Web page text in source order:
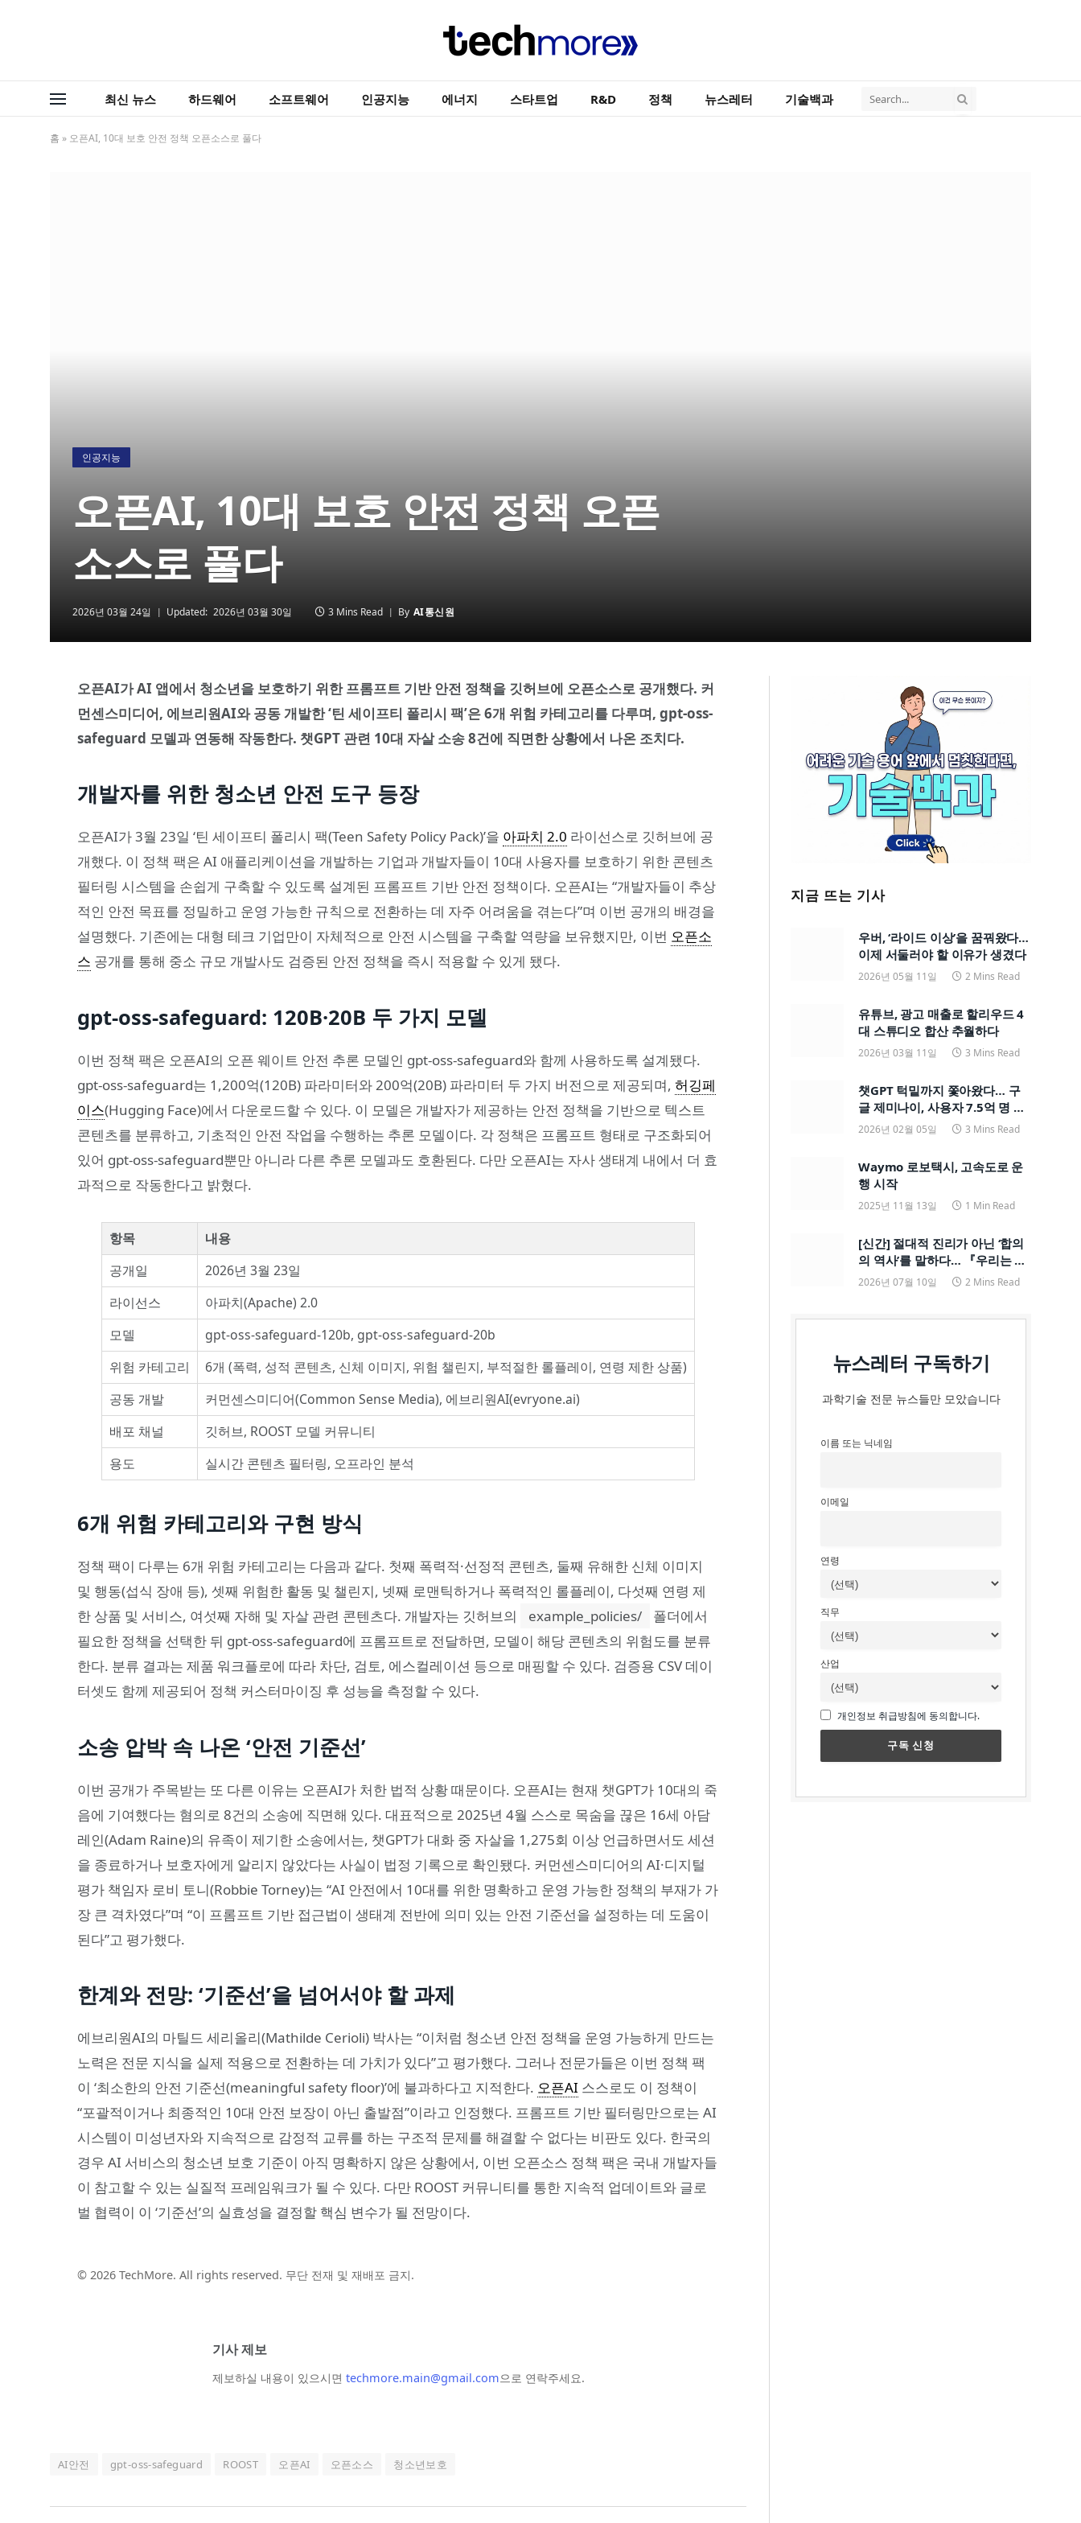
최신 뉴스 하드웨어 소프트웨어 인공지능 에너지 스타트업 R&D 정책 뉴스레터 기술백과
홈 » 오픈AI, 10대 보호 안전 정책 오픈소스로 풀다
인공지능
오픈AI, 10대 보호 안전 정책 오픈
소스로 풀다
2026년 03월 24일 Updated: 2026년 03월 30일 3 Mins Read By AI통신원
오픈AI가 AI 앱에서 청소년을 보호하기 위한 프롬프트 기반 안전 정책을 깃허브에 오픈소스로 공개했다. 커
먼센스미디어, 에브리원AI와 공동 개발한 ‘틴 세이프티 폴리시 팩’은 6개 위험 카테고리를 다루며, gpt-oss-
safeguard 모델과 연동해 작동한다. 챗GPT 관련 10대 자살 소송 8건에 직면한 상황에서 나온 조치다.
개발자를 위한 청소년 안전 도구 등장
오픈AI가 3월 23일 ‘틴 세이프티 폴리시 팩(Teen Safety Policy Pack)’을 아파치 2.0 라이선스로 깃허브에 공
개했다. 이 정책 팩은 AI 애플리케이션을 개발하는 기업과 개발자들이 10대 사용자를 보호하기 위한 콘텐츠
필터링 시스템을 손쉽게 구축할 수 있도록 설계된 프롬프트 기반 안전 정책이다. 오픈AI는 “개발자들이 추상
적인 안전 목표를 정밀하고 운영 가능한 규칙으로 전환하는 데 자주 어려움을 겪는다”며 이번 공개의 배경을
설명했다. 기존에는 대형 테크 기업만이 자체적으로 안전 시스템을 구축할 역량을 보유했지만, 이번 오픈소
스 공개를 통해 중소 규모 개발사도 검증된 안전 정책을 즉시 적용할 수 있게 됐다.
gpt-oss-safeguard: 120B·20B 두 가지 모델
이번 정책 팩은 오픈AI의 오픈 웨이트 안전 추론 모델인 gpt-oss-safeguard와 함께 사용하도록 설계됐다.
gpt-oss-safeguard는 1,200억(120B) 파라미터와 200억(20B) 파라미터 두 가지 버전으로 제공되며,허깅페
이스(Hugging Face)에서 다운로드할 수 있다. 이 모델은 개발자가 제공하는 안전 정책을 기반으로 텍스트
콘텐츠를 분류하고, 기초적인 안전 작업을 수행하는 추론 모델이다. 각 정책은 프롬프트 형태로 구조화되어
있어 gpt-oss-safeguard뿐만 아니라 다른 추론 모델과도 호환된다. 다만 오픈AI는 자사 생태계 내에서 더 효
과적으로 작동한다고 밝혔다.
항목
내용
공개일
2026년 3월 23일
라이선스
아파치(Apache) 2.0
모델
gpt-oss-safeguard-120b, gpt-oss-safeguard-20b
위험 카테고리
6개 (폭력, 성적 콘텐츠, 신체 이미지, 위험 챌린지, 부적절한 롤플레이, 연령 제한 상품)
공동 개발
커먼센스미디어(Common Sense Media), 에브리원AI(evryone.ai)
배포 채널
깃허브, ROOST 모델 커뮤니티
용도
실시간 콘텐츠 필터링, 오프라인 분석
6개 위험 카테고리와 구현 방식
정책 팩이 다루는 6개 위험 카테고리는 다음과 같다. 첫째 폭력적·선정적 콘텐츠, 둘째 유해한 신체 이미지
및 행동(섭식 장애 등), 셋째 위험한 활동 및 챌린지, 넷째 로맨틱하거나 폭력적인 롤플레이, 다섯째 연령 제
한 상품 및 서비스, 여섯째 자해 및 자살 관련 콘텐츠다. 개발자는 깃허브의
example_policies/
폴더에서
필요한 정책을 선택한 뒤 gpt-oss-safeguard에 프롬프트로 전달하면, 모델이 해당 콘텐츠의 위험도를 분류
한다. 분류 결과는 제품 워크플로에 따라 차단, 검토, 에스컬레이션 등으로 매핑할 수 있다. 검증용 CSV 데이
터셋도 함께 제공되어 정책 커스터마이징 후 성능을 측정할 수 있다.
소송 압박 속 나온 ‘안전 기준선’
이번 공개가 주목받는 또 다른 이유는 오픈AI가 처한 법적 상황 때문이다. 오픈AI는 현재 챗GPT가 10대의 죽
음에 기여했다는 혐의로 8건의 소송에 직면해 있다. 대표적으로 2025년 4월 스스로 목숨을 끊은 16세 아담
레인(Adam Raine)의 유족이 제기한 소송에서는, 챗GPT가 대화 중 자살을 1,275회 이상 언급하면서도 세션
을 종료하거나 보호자에게 알리지 않았다는 사실이 법정 기록으로 확인됐다. 커먼센스미디어의 AI·디지털
평가 책임자 로비 토니(Robbie Torney)는 “AI 안전에서 10대를 위한 명확하고 운영 가능한 정책의 부재가 가
장 큰 격차였다”며 “이 프롬프트 기반 접근법이 생태계 전반에 의미 있는 안전 기준선을 설정하는 데 도움이
된다”고 평가했다.
한계와 전망: ‘기준선’을 넘어서야 할 과제
에브리원AI의 마틸드 세리올리(Mathilde Cerioli) 박사는 “이처럼 청소년 안전 정책을 운영 가능하게 만드는
노력은 전문 지식을 실제 적용으로 전환하는 데 가치가 있다”고 평가했다. 그러나 전문가들은 이번 정책 팩
이 ‘최소한의 안전 기준선(meaningful safety floor)’에 불과하다고 지적한다. 오픈AI 스스로도 이 정책이
“포괄적이거나 최종적인 10대 안전 보장이 아닌 출발점”이라고 인정했다. 프롬프트 기반 필터링만으로는 AI
시스템이 미성년자와 지속적으로 감정적 교류를 하는 구조적 문제를 해결할 수 없다는 비판도 있다. 한국의
경우 AI 서비스의 청소년 보호 기준이 아직 명확하지 않은 상황에서, 이번 오픈소스 정책 팩은 국내 개발자들
이 참고할 수 있는 실질적 프레임워크가 될 수 있다. 다만 ROOST 커뮤니티를 통한 지속적 업데이트와 글로
벌 협력이 이 ‘기준선’의 실효성을 결정할 핵심 변수가 될 전망이다.
© 2026 TechMore. All rights reserved. 무단 전재 및 재배포 금지.
기사 제보
제보하실 내용이 있으시면 techmore.main@gmail.com으로 연락주세요.
AI안전 gpt-oss-safeguard ROOST 오픈AI 오픈소스 청소년보호
지금 뜨는 기사
우버, ‘라이드 이상’을 꿈꿔왔다…
이제 서둘러야 할 이유가 생겼다
2026년 05월 11일 2 Mins Read
유튜브, 광고 매출로 할리우드 4
대 스튜디오 합산 추월하다
2026년 03월 11일 3 Mins Read
챗GPT 턱밑까지 쫓아왔다… 구
글 제미나이, 사용자 7.5억 명 돌
파하며 ‘맹추격’
2026년 02월 05일 3 Mins Read
Waymo 로보택시, 고속도로 운
행 시작
2025년 11월 13일 1 Min Read
[신간] 절대적 진리가 아닌 ‘합의
의 역사’를 말하다… 『우리는 어
쩌다 과학을 믿게 되었을까?』
2026년 07월 10일 2 Mins Read
뉴스레터 구독하기
과학기술 전문 뉴스들만 모았습니다
이름 또는 닉네임
이메일
연령
직무
산업
개인정보 취급방침에 동의합니다.